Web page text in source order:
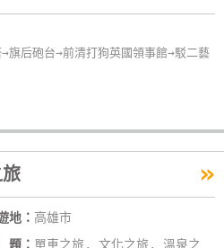
旗后砲台→前清打狗英國領事館→駁二藝
»
地： 高雄市
： 單車之旅, 文化之旅, 溫泉之